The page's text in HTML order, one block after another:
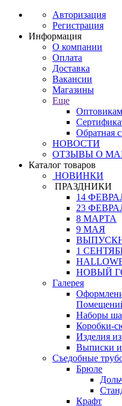
Авторизация
Регистрация
Информация
О компании
Оплата
Доставка
Вакансии
Магазины
Еще
Оптовикам
Обратная
НОВОСТИ
ОТЗЫВЫ О
Каталог товаров
НОВИНКИ
ПРАЗДНИКИ
14
23
8 МАРТА
9 МАЯ
1
НОВЫЙ
Галерея
Наборы
Коробки-
Изделия
Выписки
Съедобные
Брюле
Крафт